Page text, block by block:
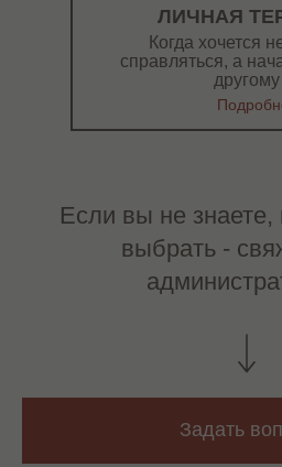
Когда хочется
справляться, а
другому
ЛИЧНАЯ
Если вы не
выбрать -
Задать